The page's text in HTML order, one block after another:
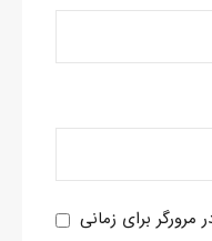
برای زمانی